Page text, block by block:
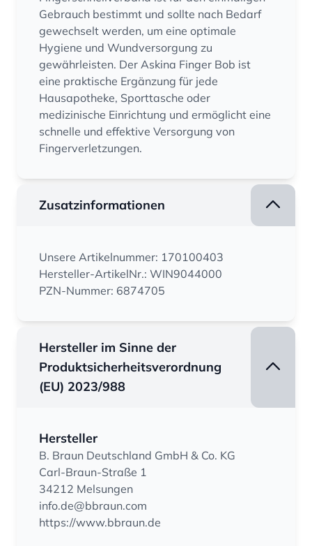
Gebrauch bestimmt und sollte nach Bedarf
gewechselt werden, um eine optimale
Hygiene und Wundversorgung zu
gewährleisten. Der Askina Finger Bob ist
eine praktische Ergänzung für jede
Hausapotheke, Sporttasche oder
medizinische Einrichtung und ermöglicht eine
schnelle und effektive Versorgung von
Fingerverletzungen.
Zusatzinformationen
Unsere Artikelnummer: 170100403
Hersteller-ArtikelNr.: WIN9044000
PZN-Nummer: 6874705
Hersteller im Sinne der
Produktsicherheitsverordnung
(EU) 2023/988
Hersteller
B. Braun Deutschland GmbH & Co. KG
Carl-Braun-Straße 1
34212 Melsungen
info.de@bbraun.com
https://www.bbraun.de